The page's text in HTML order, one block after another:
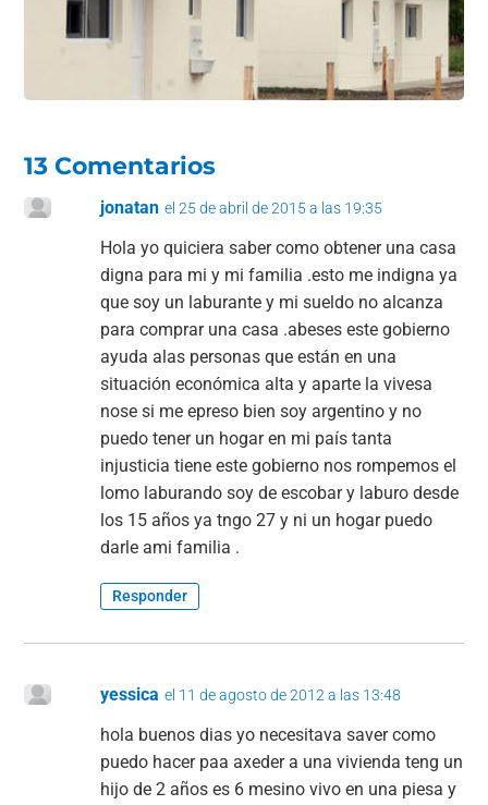
o
k
13 Comentarios
jonatan el 25 de abril de 2015 a las 19:35
Hola yo quiciera saber como obtener una casa
digna para mi y mi familia .esto me indigna ya
que soy un laburante y mi sueldo no alcanza
para comprar una casa .abeses este gobierno
ayuda alas personas que están en una
situación económica alta y aparte la vivesa
nose si me epreso bien soy argentino y no
puedo tener un hogar en mi país tanta
injusticia tiene este gobierno nos rompemos el
lomo laburando soy de escobar y laburo desde
los 15 años ya tngo 27 y ni un hogar puedo
darle ami familia .
Responder
yessica el 11 de agosto de 2012 a las 13:48
hola buenos dias yo necesitava saver como
puedo hacer paa axeder a una vivienda teng un
hijo de 2 años es 6 mesino vivo en una piesa y